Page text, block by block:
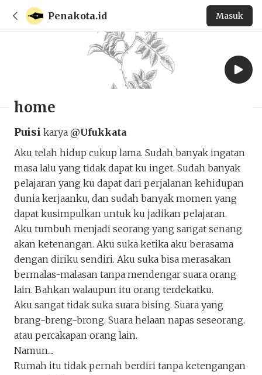
Penakota.id Masuk
home
Puisi karya @Ufukkata
home
Ufukkata
Penakota.id
Aku telah hidup cukup lama. Sudah banyak ingatan
masa lalu yang tidak dapat ku inget. Sudah banyak
pelajaran yang ku dapat dari perjalanan kehidupan
dunia kerjaanku, dan sudah banyak momen yang
dapat kusimpulkan untuk ku jadikan pelajaran.
Aku tumbuh menjadi seorang yang sangat senang
akan ketenangan. Aku suka ketika aku berasama
dengan diriku sendiri. Aku suka bisa merasakan
bermalas-malasan tanpa mendengar suara orang
lain. Bahkan walaupun itu orang terdekatku.
Aku sangat tidak suka suara bising. Suara yang
brang-breng-brong. Suara helaan napas seseorang.
atau percakapan orang lain.
Namun....
Rumah itu tidak pernah berdiri tanpa ketengangan